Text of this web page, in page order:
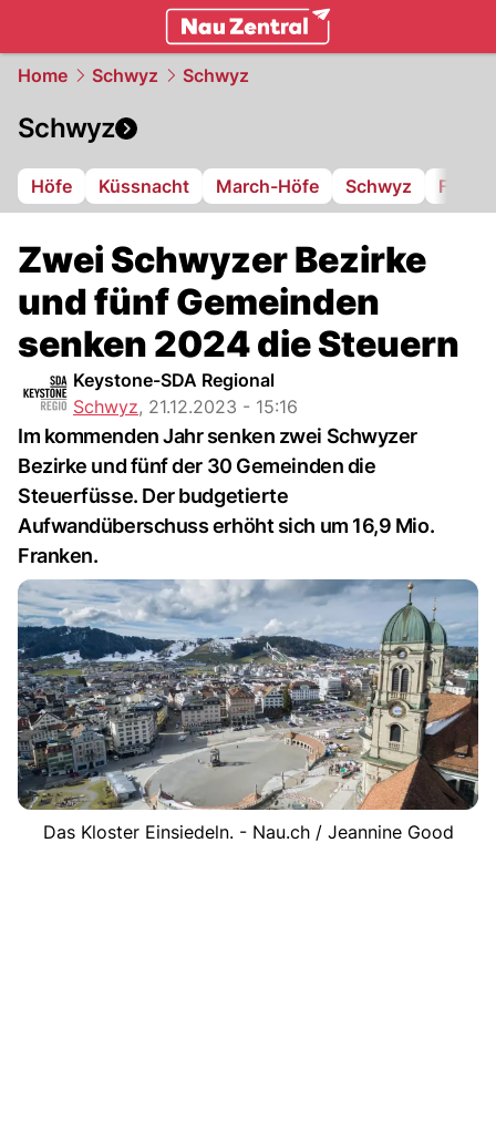
Home Schwyz Schwyz
Schwyz
Höfe Küssnacht March-Höfe Schwyz FC
Zwei Schwyzer Bezirke
und fünf Gemeinden
senken 2024 die Steuern
Keystone-SDA Regional
Schwyz, 21.12.2023 - 15:16
Im kommenden Jahr senken zwei Schwyzer
Bezirke und fünf der 30 Gemeinden die
Steuerfüsse. Der budgetierte
Aufwandüberschuss erhöht sich um 16,9 Mio.
Franken.
Das Kloster Einsiedeln. - Nau.ch / Jeannine Good